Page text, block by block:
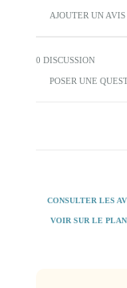
AJOUTER UN AVIS
0 DISCUSSION
POSER UNE
CONSULTER LES
VOIR SUR LE PLAN